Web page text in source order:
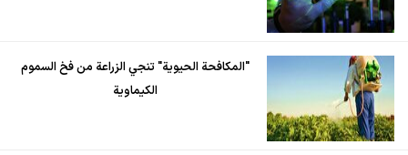
"المكافحة الحيوية" تنجي الزراعة من فخ السموم
الكيماوية